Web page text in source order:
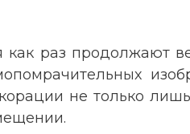
раз продолжают
не только